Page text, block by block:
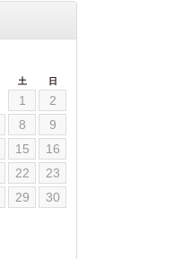
土 日
1
2
8
9
15
16
22
23
29
30